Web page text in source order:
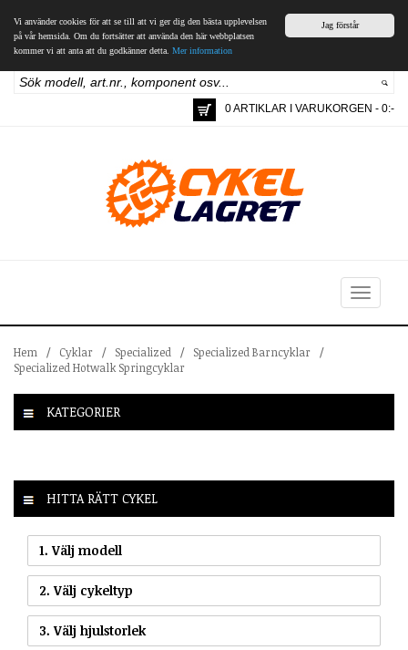
Jag förstår
Vi använder cookies för att se till att vi ger dig den bästa upplevelsen
på vår hemsida. Om du fortsätter att använda den här webbplatsen
kommer vi att anta att du godkänner detta. Mer information
0 ARTIKLAR I VARUKORGEN - 0:-
Toggle
navigation
Hem / Cyklar / Specialized / Specialized Barncyklar
/
Specialized Hotwalk Springcyklar
KATEGORIER
HITTA RÄTT CYKEL
1. Välj modell
2. Välj cykeltyp
3. Välj hjulstorlek